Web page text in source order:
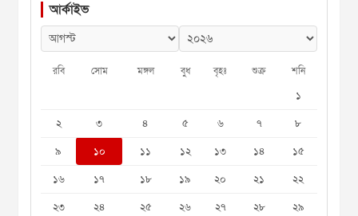
আর্কাইভ
রবি সোম মঙ্গল বুধ বৃহঃ শুক্র শনি
১
২
৩ ৪ ৫ ৬ ৭
৮
৯
১০ ১১ ১২ ১৩ ১৪
১৫
১৬
১৭ ১৮ ১৯ ২০ ২১
২২
২৩
২৪ ২৫ ২৬ ২৭ ২৮ ২৯